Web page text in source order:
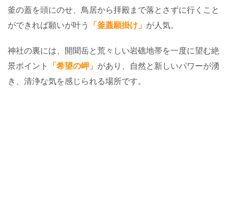
釜の蓋を頭にのせ、鳥居から拝殿まで落とさずに行くこと
ができれば願いが叶う 「釜蓋願掛け」 が人気。
神社の裏には、開聞岳と荒々しい岩礁地帯を一度に望む絶
景ポイント 「希望の岬」 があり、自然と新しいパワーが湧
き、清浄な気を感じられる場所です。